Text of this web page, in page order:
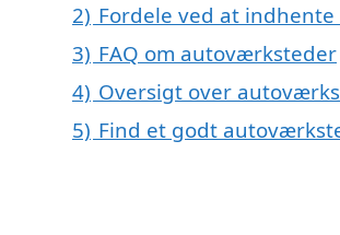
2) Fordele ved at
3) FAQ om autoværksteder
4) Oversigt over
5) Find et godt